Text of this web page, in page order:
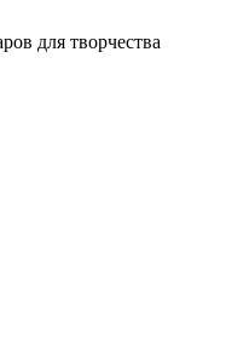
для творчества